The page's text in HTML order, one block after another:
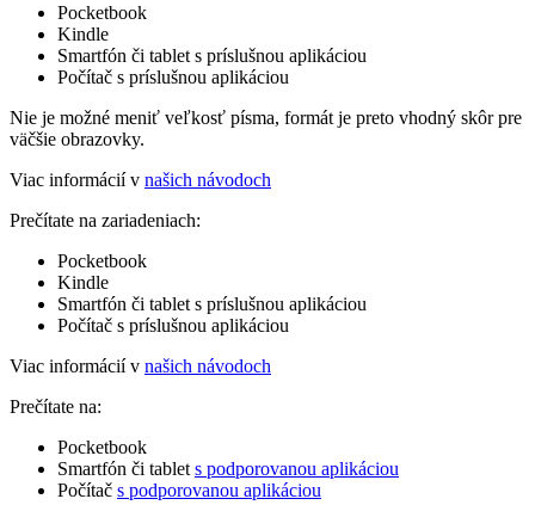
Pocketbook
Kindle
Smartfón či tablet s príslušnou aplikáciou
Počítač s príslušnou aplikáciou
Nie je možné meniť veľkosť písma, formát je preto vhodný skôr pre
väčšie obrazovky.
Viac informácií v našich návodoch
Prečítate na zariadeniach:
Pocketbook
Kindle
Smartfón či tablet s príslušnou aplikáciou
Počítač s príslušnou aplikáciou
Viac informácií v našich návodoch
Prečítate na:
Pocketbook
Smartfón či tablet s podporovanou aplikáciou
Počítač s podporovanou aplikáciou